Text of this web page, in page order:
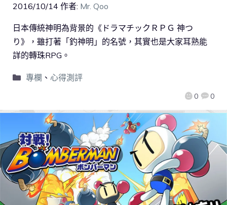
2016/10/14 作者: Mr. Qoo
0 0
日本傳統神明為背景的《ドラマチックＲＰＧ 神つ
り》，雖打著「釣神明」的名號，其實也是大家耳熟能
詳的轉珠RPG。
專欄 、 心得測評